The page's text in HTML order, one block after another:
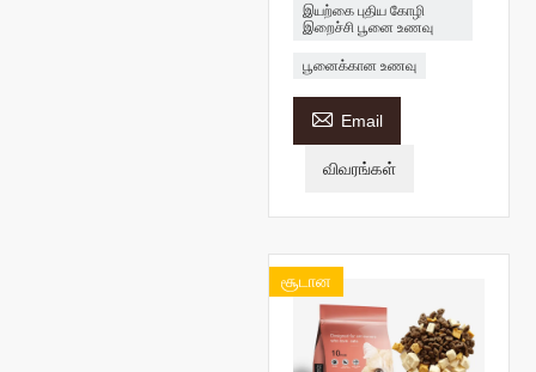
இயற்கை புதிய கோழி
இறைச்சி பூனை உணவு
பூனைக்கான உணவு
 Email
விவரங்கள்
சூடான